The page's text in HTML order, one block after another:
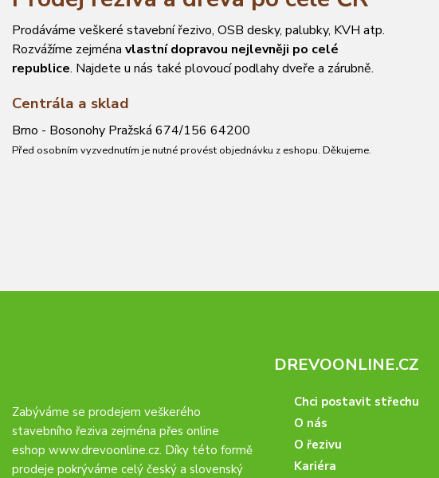
Prodáváme veškeré stavební řezivo, OSB desky, palubky, KVH atp.
Rozvážíme zejména vlastní dopravou nejlevněji po celé
republice. Najdete u nás také plovoucí podlahy dveře a zárubně.
Centrála a sklad
Brno - Bosonohy Pražská 674/156 64200
Před osobním vyzvednutím je nutné provést objednávku z eshopu. Děkujeme.
Zabýváme se prodejem veškerého
stavebního řeziva zejména přes online
eshop www.drevoonline.cz. Díky této formě
prodeje pokrýváme celý český a slovenský
DREVOONLINE.CZ
Chci postavit střechu
O nás
O řezivu
Kariéra